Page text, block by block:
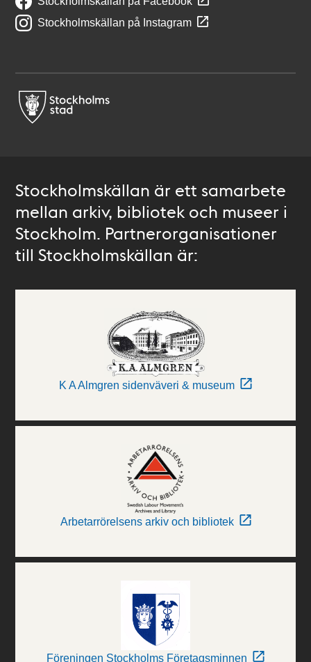
Stockholmskällan på Instagram
Stockholmskällan är ett samarbete
mellan arkiv, bibliotek och museer i
Stockholm. Partnerorganisationer
till Stockholmskällan är:
K A Almgren sidenväveri & museum
Arbetarrörelsens arkiv och bibliotek
Föreningen Stockholms Företagsminnen